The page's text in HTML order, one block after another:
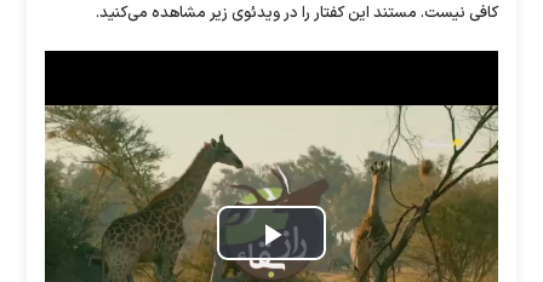
کافی نیست. مستند این کفتار را در ویدئوی زیر مشاهده می‌کنید.
Play